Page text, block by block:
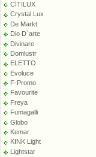
CITILUX
Crystal Lux
De Markt
Dio D`arte
Divinare
Domlustr
ELETTO
Evoluce
F-Promo
Favourite
Freya
Fumagalli
Globo
Kemar
KINK Light
Lightstar